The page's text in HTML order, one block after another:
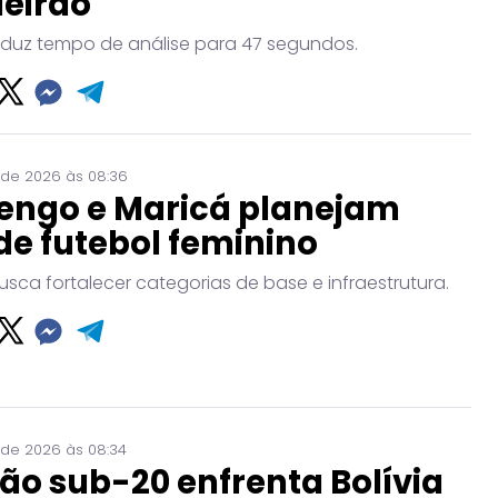
tempo de análise para 47 segundos.
2026 às 08:36
e Maricá planejam
futebol feminino
fortalecer categorias de base e infraestrutura.
2026 às 08:34
sub-20 enfrenta Bolívia